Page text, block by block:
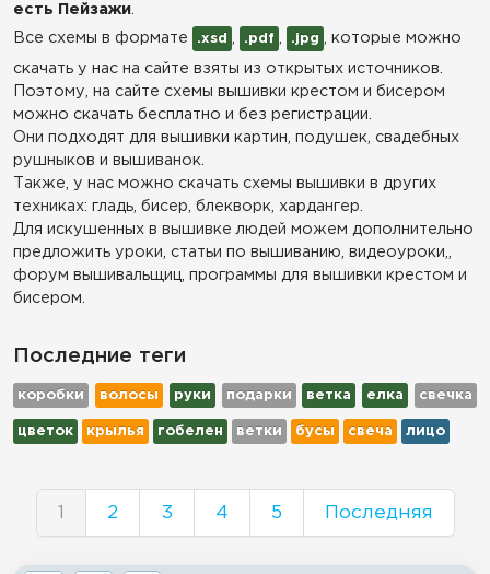
есть Пейзажи
Все схемы в формате
.xsd .pdf .jpg , которые можно
скачать у нас на сайте взяты из открытых источников.
Поэтому, на сайте схемы вышивки крестом и бисером
можно скачать бесплатно и без регистрации.
Они подходят для вышивки картин, подушек, свадебных
рушныков и вышиванок.
Также, у нас можно скачать схемы вышивки в других
техниках: гладь, бисер, блекворк, хардангер.
Для искушенных в вышивке людей можем дополнительно
предложить уроки, статьи по вышиванию, видеоуроки,,
форум вышивальщиц, программы для вышивки крестом и
бисером.
Последние теги
коробки волосы руки подарки ветка елка свечка
цветок крылья гобелен ветки бусы свеча лицо
1 2 3 4 5 Последняя